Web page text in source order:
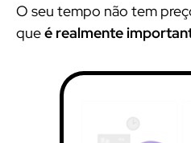
O seu tempo não tem
queé realmente